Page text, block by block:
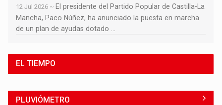
12 Jul 2026 ~ El presidente del Partido Popular de Castilla-La
Mancha, Paco Núñez, ha anunciado la puesta en marcha
de un plan de ayudas dotado ...
EL TIEMPO
PLUVIÓMETRO